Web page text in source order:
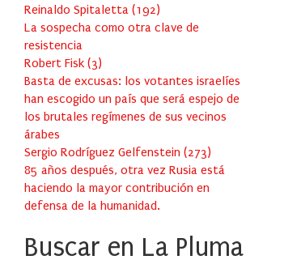
Reinaldo Spitaletta (192)
La sospecha como otra clave de
resistencia
Robert Fisk (3)
Basta de excusas: los votantes israelíes
han escogido un país que será espejo de
los brutales regímenes de sus vecinos
árabes
Sergio Rodríguez Gelfenstein (273)
85 años después, otra vez Rusia está
haciendo la mayor contribución en
defensa de la humanidad.
Buscar en La Pluma